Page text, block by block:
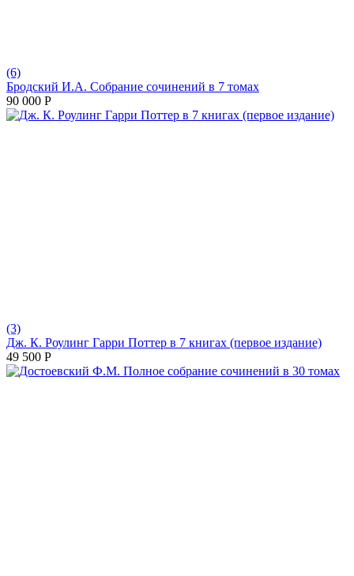
(6)
Бродский И.А. Собрание сочинений в 7 томах
90 000 Р
(3)
Дж. К. Роулинг Гарри Поттер в 7 книгах (первое издание)
49 500 Р